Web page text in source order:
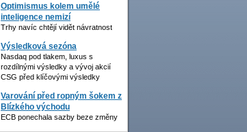
Optimismus kolem umělé
inteligence nemizí
Trhy navíc chtějí vidět návratnost
Výsledková sezóna
Nasdaq pod tlakem, luxus s
rozdílnými výsledky a vývoj akcií
CSG před klíčovými výsledky
Varování před ropným šokem z
Blízkého východu
ECB ponechala sazby beze změny